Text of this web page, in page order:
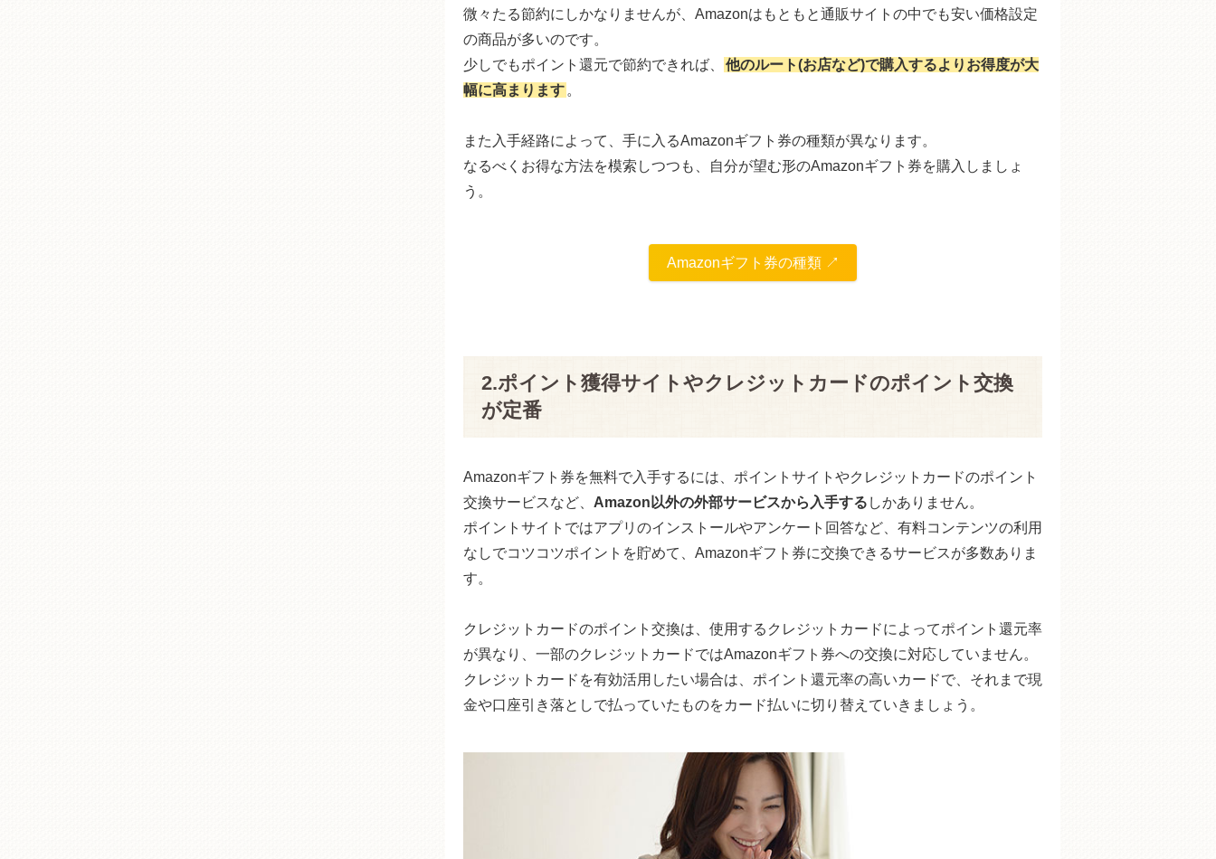
微々たる節約にしかなりませんが、Amazonはもともと通販サイトの中でも安い価格設定
の商品が多いのです。
少しでもポイント還元で節約できれば、
他のルート(お店など)で購入するよりお得度が大
幅に高まります 。
また入手経路によって、手に入るAmazonギフト券の種類が異なります。
なるべくお得な方法を模索しつつも、自分が望む形のAmazonギフト券を購入しましょ
う。
Amazonギフト券の種類 ↗
2.ポイント獲得サイトやクレジットカードのポイント交換
が定番
Amazonギフト券を無料で入手するには、ポイントサイトやクレジットカードのポイント
交換サービスなど、 Amazon以外の外部サービスから入手する しかありません。
ポイントサイトではアプリのインストールやアンケート回答など、有料コンテンツの利用
なしでコツコツポイントを貯めて、Amazonギフト券に交換できるサービスが多数ありま
す。
クレジットカードのポイント交換は、使用するクレジットカードによってポイント還元率
が異なり、一部のクレジットカードではAmazonギフト券への交換に対応していません。
クレジットカードを有効活用したい場合は、ポイント還元率の高いカードで、それまで現
金や口座引き落としで払っていたものをカード払いに切り替えていきましょう。